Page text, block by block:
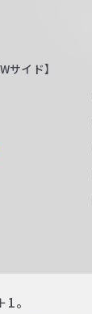
サイド】
。